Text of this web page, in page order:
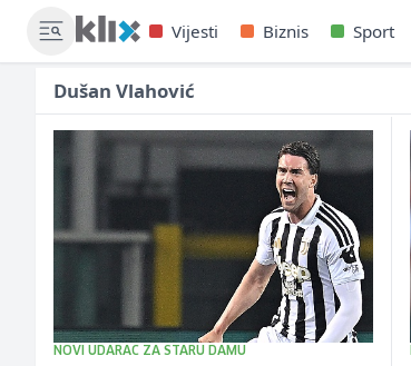
Vijesti Biznis Sport
Dušan Vlahović
NOVI UDARAC ZA STARU DAMU